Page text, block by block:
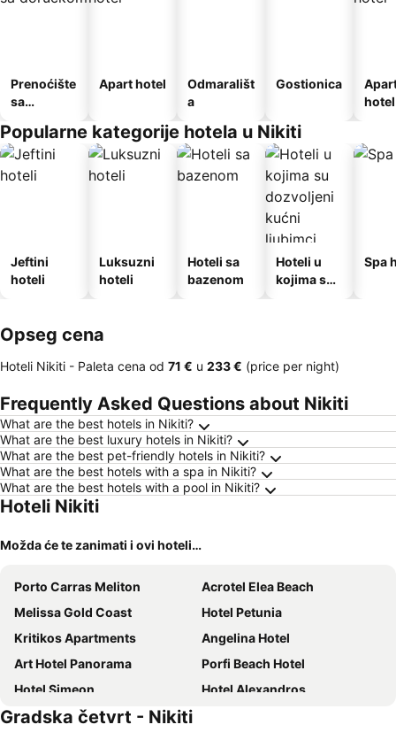
Prenoćište
sa
Apart hotel
Odmarališt
a
Gostionica
hotel
Popularne kategorije hotela u Nikiti
Jeftini
hoteli
Luksuzni
hoteli
Hoteli sa
bazenom
Hoteli u
kojima su
Spa
Opseg cena
Hoteli Nikiti - Paleta cena od ‎71 € u ‎233 € (price per night)
Frequently Asked Questions about Nikiti
What are the best hotels in Nikiti?
What are the best luxury hotels in Nikiti?
What are the best pet-friendly hotels in Nikiti?
What are the best hotels with a spa in Nikiti?
What are the best hotels with a pool in Nikiti?
Hoteli Nikiti
Možda će te zanimati i ovi hoteli…
Porto Carras Meliton
Acrotel Elea Beach
Melissa Gold Coast
Hotel Petunia
Kritikos Apartments
Angelina Hotel
Art Hotel Panorama
Porfi Beach Hotel
Hotel Simeon
Hotel Alexandros
Assa Maris Beach Hotel
Gradska četvrt - Nikiti